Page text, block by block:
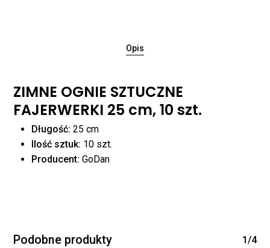
koszyku.
Opis
ZIMNE OGNIE SZTUCZNE
FAJERWERKI 25 cm, 10 szt.
Długość: 25 cm
Ilość sztuk: 10 szt.
Producent: GoDan
Podobne produkty 1/4